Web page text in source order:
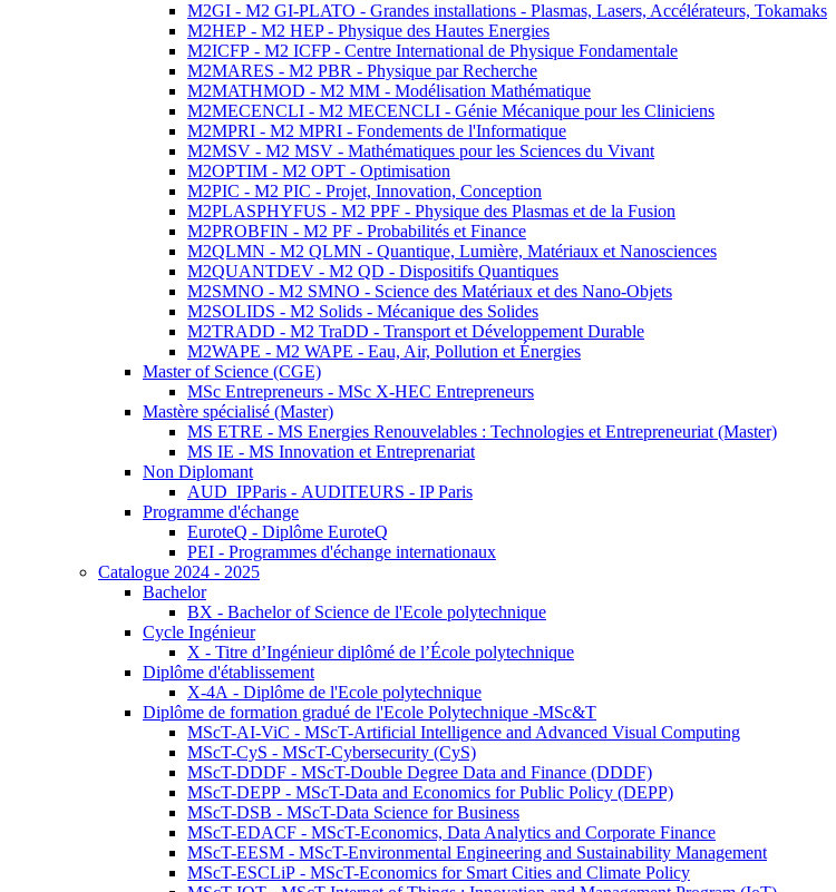
M2GI - M2 GI-PLATO - Grandes installations - Plasmas, Lasers, Accélérateurs, Tokamaks
M2HEP - M2 HEP - Physique des Hautes Energies
M2ICFP - M2 ICFP - Centre International de Physique Fondamentale
M2MARES - M2 PBR - Physique par Recherche
M2MATHMOD - M2 MM - Modélisation Mathématique
M2MECENCLI - M2 MECENCLI - Génie Mécanique pour les Cliniciens
M2MPRI - M2 MPRI - Fondements de l'Informatique
M2MSV - M2 MSV - Mathématiques pour les Sciences du Vivant
M2OPTIM - M2 OPT - Optimisation
M2PIC - M2 PIC - Projet, Innovation, Conception
M2PLASPHYFUS - M2 PPF - Physique des Plasmas et de la Fusion
M2PROBFIN - M2 PF - Probabilités et Finance
M2QLMN - M2 QLMN - Quantique, Lumière, Matériaux et Nanosciences
M2QUANTDEV - M2 QD - Dispositifs Quantiques
M2SMNO - M2 SMNO - Science des Matériaux et des Nano-Objets
M2SOLIDS - M2 Solids - Mécanique des Solides
M2TRADD - M2 TraDD - Transport et Développement Durable
M2WAPE - M2 WAPE - Eau, Air, Pollution et Énergies
Master of Science (CGE)
MSc Entrepreneurs - MSc X-HEC Entrepreneurs
Mastère spécialisé (Master)
MS ETRE - MS Energies Renouvelables : Technologies et Entrepreneuriat (Master)
MS IE - MS Innovation et Entreprenariat
Non Diplomant
AUD_IPParis - AUDITEURS - IP Paris
Programme d'échange
EuroteQ - Diplôme EuroteQ
PEI - Programmes d'échange internationaux
Catalogue 2024 - 2025
Bachelor
BX - Bachelor of Science de l'Ecole polytechnique
Cycle Ingénieur
X - Titre d’Ingénieur diplômé de l’École polytechnique
Diplôme d'établissement
X-4A - Diplôme de l'Ecole polytechnique
Diplôme de formation gradué de l'Ecole Polytechnique -MSc&T
MScT-AI-ViC - MScT-Artificial Intelligence and Advanced Visual Computing
MScT-CyS - MScT-Cybersecurity (CyS)
MScT-DDDF - MScT-Double Degree Data and Finance (DDDF)
MScT-DEPP - MScT-Data and Economics for Public Policy (DEPP)
MScT-DSB - MScT-Data Science for Business
MScT-EDACF - MScT-Economics, Data Analytics and Corporate Finance
MScT-EESM - MScT-Environmental Engineering and Sustainability Management
MScT-ESCLiP - MScT-Economics for Smart Cities and Climate Policy